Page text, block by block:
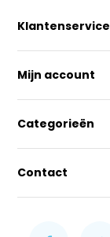
Klantenservice
Mijn account
Categorieën
Contact